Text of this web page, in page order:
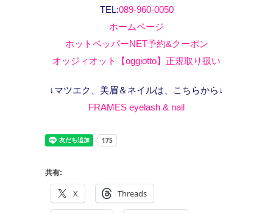
TEL:089-960-0050
ホームページ
ホットペッパーNET予約&クーポン
オッジィオット【oggiotto】正規取り扱い
↓マツエク、美眉＆ネイルは、こちらから↓
FRAMES eyelash & nail
共有:
X Threads